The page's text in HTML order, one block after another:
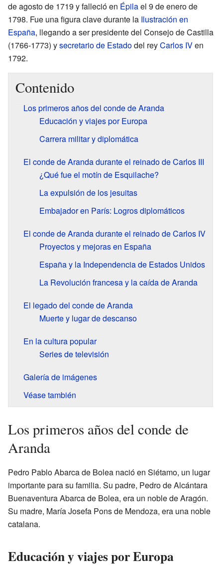
de agosto de 1719 y falleció en Épilael 9 de enero de
1798. Fue una figura clave durante la Ilustración en
España, llegando a ser presidente del Consejo de Castilla
(1766-1773) ysecretario de Estadodel reyCarlos IVen
1792.
Contenido
Los primeros años del conde de Aranda
Educación y viajes por Europa
Carrera militar y diplomática
El conde de Aranda durante el reinado de Carlos III
¿Qué fue el motín de Esquilache?
La expulsión de los jesuitas
Embajador en París: Logros diplomáticos
El conde de Aranda durante el reinado de Carlos IV
Proyectos y mejoras en España
España y la Independencia de Estados Unidos
La Revolución francesa y la caída de Aranda
El legado del conde de Aranda
Muerte y lugar de descanso
En la cultura popular
Series de televisión
Galería de imágenes
Véase también
Los primeros años del conde de
Aranda
Pedro Pablo Abarca de Bolea nació en Siétamo, un lugar
importante para su familia. Su padre, Pedro de Alcántara
Buenaventura Abarca de Bolea, era un noble de Aragón.
Su madre, María Josefa Pons de Mendoza, era una noble
catalana.
Educación y viajes por Europa